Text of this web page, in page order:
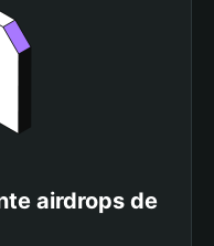
airdrops de